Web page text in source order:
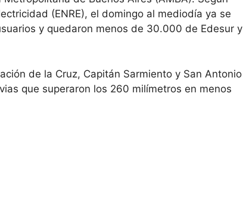
(ENRE), el domingo al mediodía ya se
y quedaron menos de 30.000 de Edesur y
de la Cruz, Capitán Sarmiento y San Antonio
que superaron los 260 milímetros en menos